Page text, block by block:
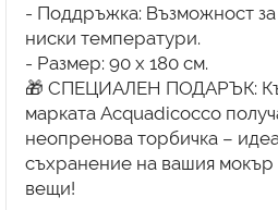
- Поддръжка: Възможност
ниски температури.
- Размер: 90 x 180 см.
🎁 СПЕЦИАЛЕН ПОДАРЪК:
марката Acquadicocco
неопренова торбичка –
съхранение на вашия мокър
вещи!